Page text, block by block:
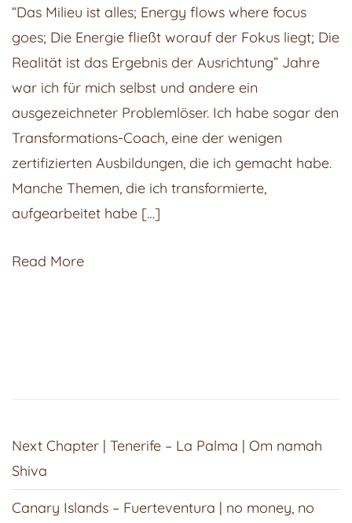
Probleme
lösen
nicht
funktioniert!
“Das Milieu ist alles; Energy flows where focus
goes; Die Energie fließt worauf der Fokus liegt; Die
Realität ist das Ergebnis der Ausrichtung” Jahre
war ich für mich selbst und andere ein
ausgezeichneter Problemlöser. Ich habe sogar den
Transformations-Coach, eine der wenigen
zertifizierten Ausbildungen, die ich gemacht habe.
Manche Themen, die ich transformierte,
aufgearbeitet habe […]
Read More
Next Chapter | Tenerife – La Palma | Om namah
Shiva
Canary Islands – Fuerteventura | no money, no